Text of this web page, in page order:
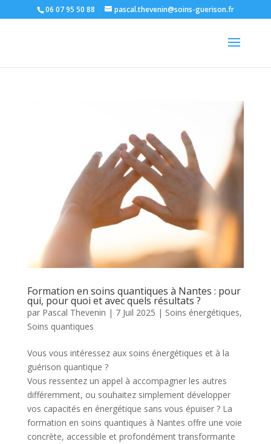
06 07 95 50 88 pascal.thevenin@soins-guerison.fr
Formation en soins quantiques à Nantes : pour
qui, pour quoi et avec quels résultats ?
par Pascal Thevenin | 7 Juil 2025 | Soins énergétiques,
Soins quantiques
Vous vous intéressez aux soins énergétiques et à la
guérison quantique ?
Vous ressentez un appel à accompagner les autres
différemment, ou souhaitez simplement développer
vos capacités en énergétique sans vous épuiser ? La
formation en soins quantiques à Nantes offre une voie
concrète, accessible et profondément transformante